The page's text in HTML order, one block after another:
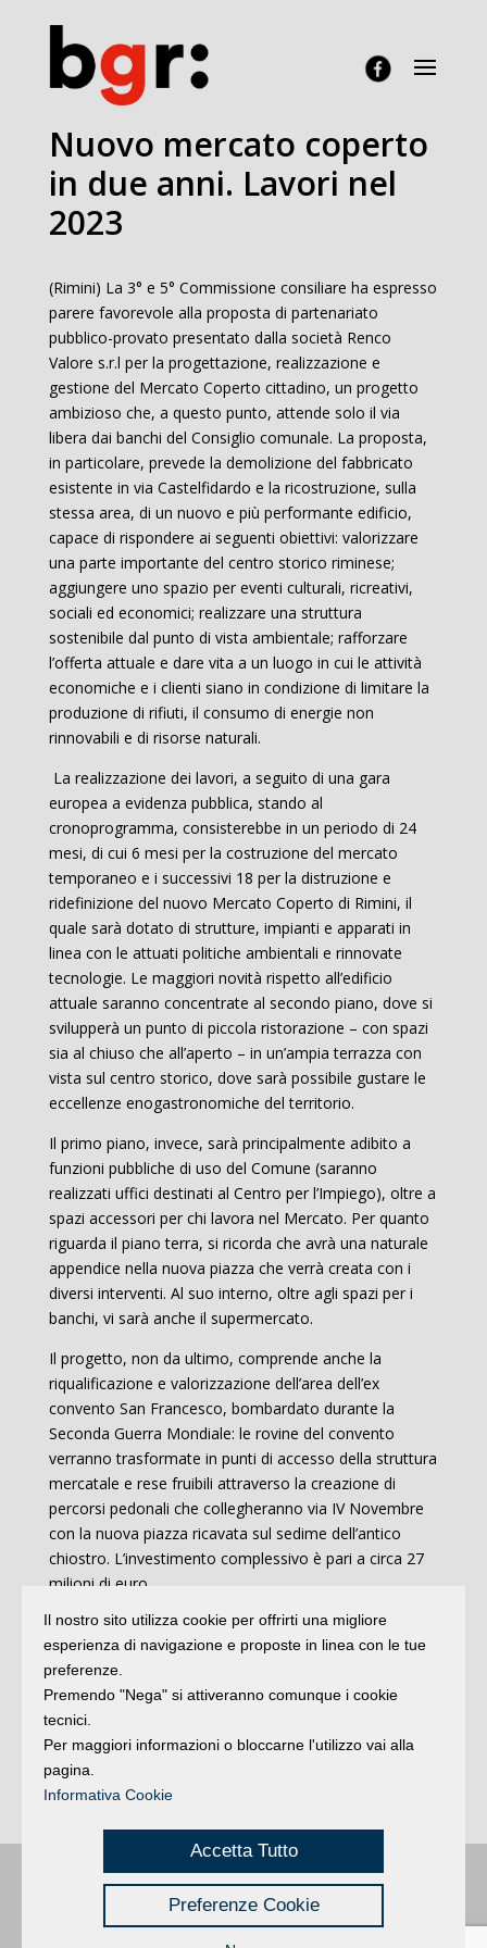
Nuovo mercato coperto
in due anni. Lavori nel
2023
(Rimini) La 3° e 5° Commissione consiliare ha espresso
parere favorevole alla proposta di partenariato
pubblico-provato presentato dalla società Renco
Valore s.r.l per la progettazione, realizzazione e
gestione del Mercato Coperto cittadino, un progetto
ambizioso che, a questo punto, attende solo il via
libera dai banchi del Consiglio comunale. La proposta,
in particolare, prevede la demolizione del fabbricato
esistente in via Castelfidardo e la ricostruzione, sulla
stessa area, di un nuovo e più performante edificio,
capace di rispondere ai seguenti obiettivi: valorizzare
una parte importante del centro storico riminese;
aggiungere uno spazio per eventi culturali, ricreativi,
sociali ed economici; realizzare una struttura
sostenibile dal punto di vista ambientale; rafforzare
l’offerta attuale e dare vita a un luogo in cui le attività
economiche e i clienti siano in condizione di limitare la
produzione di rifiuti, il consumo di energie non
rinnovabili e di risorse naturali.
La realizzazione dei lavori, a seguito di una gara
europea a evidenza pubblica, stando al
cronoprogramma, consisterebbe in un periodo di 24
mesi, di cui 6 mesi per la costruzione del mercato
temporaneo e i successivi 18 per la distruzione e
ridefinizione del nuovo Mercato Coperto di Rimini, il
quale sarà dotato di strutture, impianti e apparati in
linea con le attuati politiche ambientali e rinnovate
tecnologie. Le maggiori novità rispetto all’edificio
attuale saranno concentrate al secondo piano, dove si
svilupperà un punto di piccola ristorazione – con spazi
sia al chiuso che all’aperto – in un’ampia terrazza con
vista sul centro storico, dove sarà possibile gustare le
eccellenze enogastronomiche del territorio.
Il primo piano, invece, sarà principalmente adibito a
funzioni pubbliche di uso del Comune (saranno
realizzati uffici destinati al Centro per l’Impiego), oltre a
spazi accessori per chi lavora nel Mercato. Per quanto
riguarda il piano terra, si ricorda che avrà una naturale
appendice nella nuova piazza che verrà creata con i
diversi interventi. Al suo interno, oltre agli spazi per i
banchi, vi sarà anche il supermercato.
Il progetto, non da ultimo, comprende anche la
riqualificazione e valorizzazione dell’area dell’ex
convento San Francesco, bombardato durante la
Seconda Guerra Mondiale: le rovine del convento
verranno trasformate in punti di accesso della struttura
mercatale e rese fruibili attraverso la creazione di
percorsi pedonali che collegheranno via IV Novembre
con la nuova piazza ricavata sul sedime dell’antico
chiostro. L’investimento complessivo è pari a circa 27
milioni di euro.
“Con l’ok da parte della Commissione, il progetto del
nuovo Mercato Coperto compie un altro importante
passo in avanti, in attesa del parere dell’aula – spiega
l’Assessore comunale Juri Magrini -. Siamo davanti a un
progetto architrave di questo mandato, che mira a
valorizzare la rete commerciale locale e la proposta
enogastronomica della nostra terra, rendendo il
Mercato uno spazio polifunzionale e all’avanguardia”.
Buongiorno:Riminié una testata registrata presso il Tribunale di Rimini
registrazione n. 2 /28/02/2012|© 2024 buongiornoRimini
Privacy | Credits
Il nostro sito utilizza cookie per offrirti una migliore
esperienza di navigazione e proposte in linea con le tue
preferenze.
Premendo "Nega" si attiveranno comunque i cookie
tecnici.
Per maggiori informazioni o bloccarne l'utilizzo vai alla
pagina.
Informativa Cookie
Accetta Tutto
Preferenze Cookie